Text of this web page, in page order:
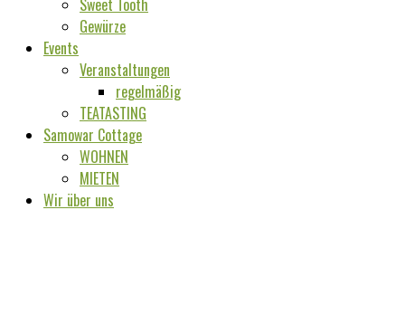
Sweet Tooth
Gewürze
Events
Veranstaltungen
regelmäßig
TEATASTING
Samowar Cottage
WOHNEN
MIETEN
Wir über uns